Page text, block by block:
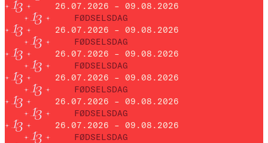
26.07.2026 – 09.08.2026
FØDSELSDAG
26.07.2026 – 09.08.2026
FØDSELSDAG
26.07.2026 – 09.08.2026
FØDSELSDAG
26.07.2026 – 09.08.2026
FØDSELSDAG
26.07.2026 – 09.08.2026
FØDSELSDAG
26.07.2026 – 09.08.2026
FØDSELSDAG